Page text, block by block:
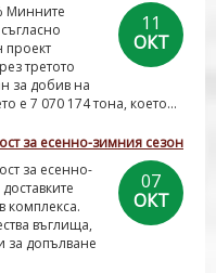
11
ОКТ
Минните
проект
третото
за добив на
е 7 070 174 тона, което...
за есенно-зимния сезон
07
ОКТ
за есенно-
комплекса.
въглища,
за допълване